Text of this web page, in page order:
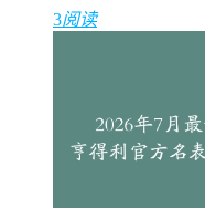
3阅读